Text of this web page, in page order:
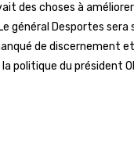
des choses à
général Desportes
de discernement
politique du président